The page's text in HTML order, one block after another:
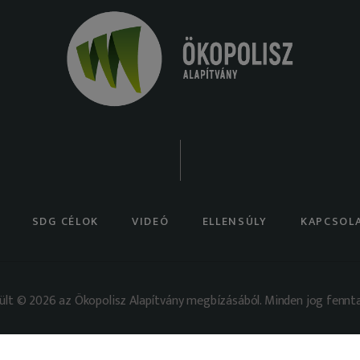
SDG CÉLOK VIDEÓ ELLENSÚLY
© 2026 az Ökopolisz Alapítvány megbízásából. Minden jog